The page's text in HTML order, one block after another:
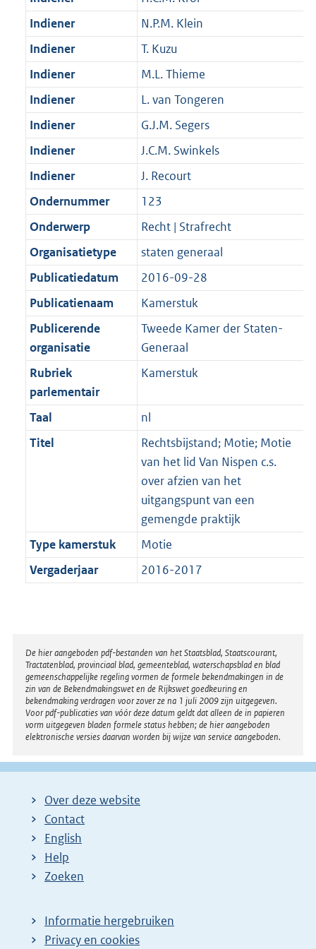
Indiener
N.P.M. Klein
Indiener
T. Kuzu
Indiener
M.L. Thieme
Indiener
L. van Tongeren
Indiener
G.J.M. Segers
Indiener
J.C.M. Swinkels
Indiener
J. Recourt
Ondernummer
123
Onderwerp
Recht | Strafrecht
Organisatietype
staten generaal
Publicatiedatum
2016-09-28
Publicatienaam
Kamerstuk
Publicerende
organisatie
Tweede Kamer der Staten-
Generaal
Rubriek
parlementair
Kamerstuk
Taal
nl
Titel
Rechtsbijstand; Motie; Motie
van het lid Van Nispen c.s.
over afzien van het
uitgangspunt van een
gemengde praktijk
Type kamerstuk
Motie
Vergaderjaar
2016-2017
Disclaimer
De hier aangeboden pdf-bestanden van het Staatsblad, Staatscourant,
Tractatenblad, provinciaal blad, gemeenteblad, waterschapsblad en blad
gemeenschappelijke regeling vormen de formele bekendmakingen in de
zin van de Bekendmakingswet en de Rijkswet goedkeuring en
bekendmaking verdragen voor zover ze na 1 juli 2009 zijn uitgegeven.
Voor pdf-publicaties van vóór deze datum geldt dat alleen de in papieren
vorm uitgegeven bladen formele status hebben; de hier aangeboden
elektronische versies daarvan worden bij wijze van service aangeboden.
Over deze website
Contact
English
Help
Zoeken
Informatie hergebruiken
Privacy en cookies